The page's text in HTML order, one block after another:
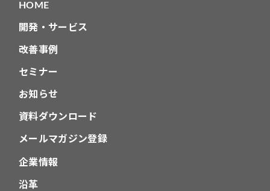
ンHOME
開発・サービス
改善事例
セミナー
お知らせ
資料ダウンロード
メールマガジン登録
企業情報
沿革